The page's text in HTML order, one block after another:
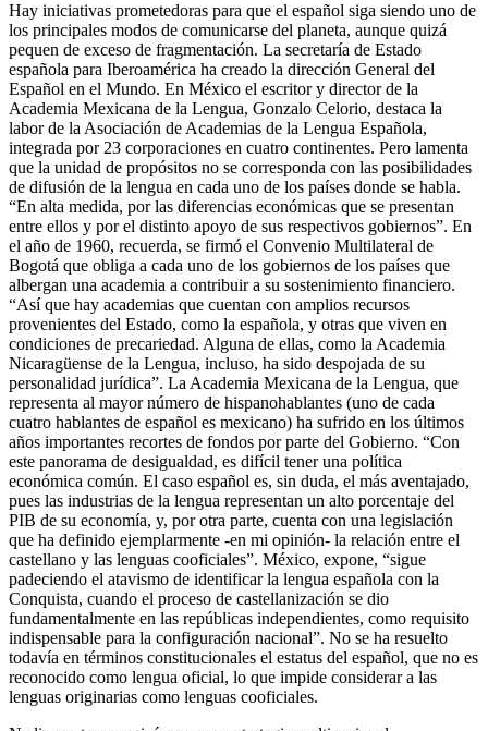
Hay iniciativas prometedoras para que el español siga siendo uno de
los principales modos de comunicarse del planeta, aunque quizá
pequen de exceso de fragmentación. La secretaría de Estado
española para Iberoamérica ha creado la dirección General del
Español en el Mundo. En México el escritor y director de la
Academia Mexicana de la Lengua, Gonzalo Celorio, destaca la
labor de la Asociación de Academias de la Lengua Española,
integrada por 23 corporaciones en cuatro continentes. Pero lamenta
que la unidad de propósitos no se corresponda con las posibilidades
de difusión de la lengua en cada uno de los países donde se habla.
“En alta medida, por las diferencias económicas que se presentan
entre ellos y por el distinto apoyo de sus respectivos gobiernos”. En
el año de 1960, recuerda, se firmó el Convenio Multilateral de
Bogotá que obliga a cada uno de los gobiernos de los países que
albergan una academia a contribuir a su sostenimiento financiero.
“Así que hay academias que cuentan con amplios recursos
provenientes del Estado, como la española, y otras que viven en
condiciones de precariedad. Alguna de ellas, como la Academia
Nicaragüense de la Lengua, incluso, ha sido despojada de su
personalidad jurídica”. La Academia Mexicana de la Lengua, que
representa al mayor número de hispanohablantes (uno de cada
cuatro hablantes de español es mexicano) ha sufrido en los últimos
años importantes recortes de fondos por parte del Gobierno. “Con
este panorama de desigualdad, es difícil tener una política
económica común. El caso español es, sin duda, el más aventajado,
pues las industrias de la lengua representan un alto porcentaje del
PIB de su economía, y, por otra parte, cuenta con una legislación
que ha definido ejemplarmente -en mi opinión- la relación entre el
castellano y las lenguas cooficiales”. México, expone, “sigue
padeciendo el atavismo de identificar la lengua española con la
Conquista, cuando el proceso de castellanización se dio
fundamentalmente en las repúblicas independientes, como requisito
indispensable para la configuración nacional”. No se ha resuelto
todavía en términos constitucionales el estatus del español, que no es
reconocido como lengua oficial, lo que impide considerar a las
lenguas originarias como lenguas cooficiales.